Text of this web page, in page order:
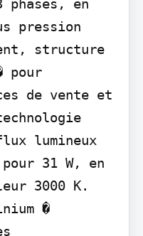
en
pression
structure
pour
de vente et
lumineux
31 W, en
3000 K.
�